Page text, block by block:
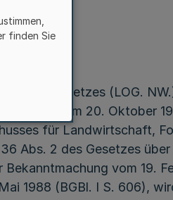
(LOG.
Gesetz vom 20. Oktober
für Landwirtschaft,
Abs. 2 des Gesetzes über
vom 19.
1988 (BGBl. I S. 606),
finden Sie